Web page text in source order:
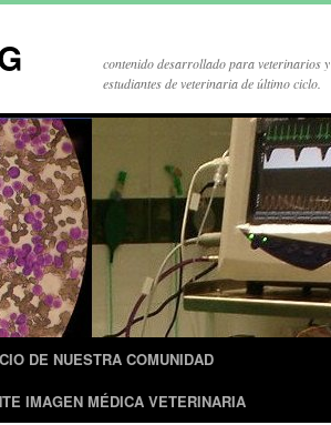
contenido desarrollado para veterinarios y
estudiantes de veterinaria de último ciclo.
DE NUESTRA COMUNIDAD
IMAGEN MÉDICA VETERINARIA